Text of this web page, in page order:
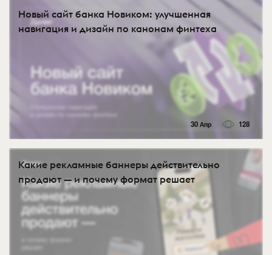
Новый сайт банка Новиком: улучшенная
навигация и дизайн по канонам финтеха
30 Апр 128
Какие рекламные баннеры действительно
продают — и почему формат решает